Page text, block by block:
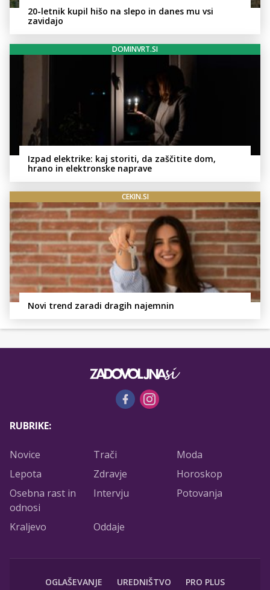
20-letnik kupil hišo na slepo in danes mu vsi
zavidajo
DOMINVRT.SI
Izpad elektrike: kaj storiti, da zaščitite dom,
hrano in elektronske naprave
CEKIN.SI
Novi trend zaradi dragih najemnin
RUBRIKE:
Novice Trači
Moda
Lepota
Zdravje
Horoskop
Osebna rast in
odnosi
Intervju Potovanja
Kraljevo Oddaje
OGLAŠEVANJE UREDNIŠTVO PRO PLUS